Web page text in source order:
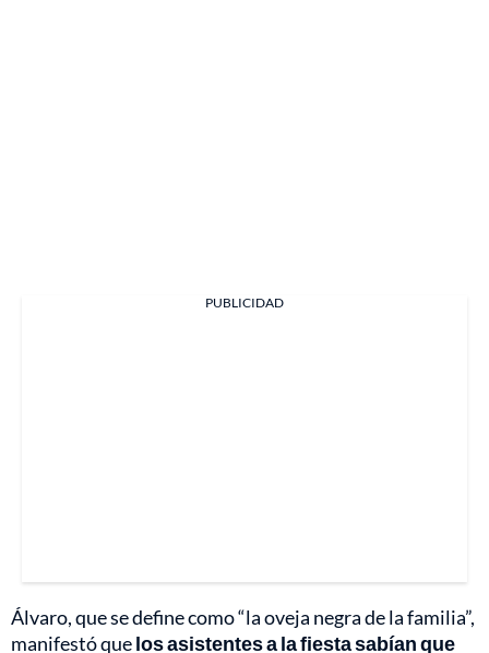
PUBLICIDAD
Álvaro, que se define como “la oveja negra de la familia”,
manifestó quelos asistentes a la fiesta sabían que